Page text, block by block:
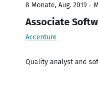
8 Monate, Aug. 2019 -
Associate
Accenture
Quality analyst and